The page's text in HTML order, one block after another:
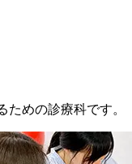
めの診療科です。